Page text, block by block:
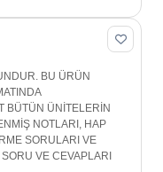
BU ÜRÜN
BÜTÜN ÜNİTELERİN
NOTLARI, HAP
SORULARI VE
VE CEVAPLARI